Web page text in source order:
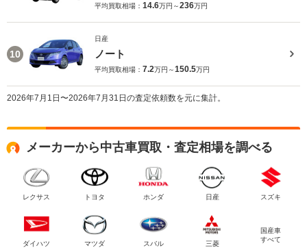
平均買取相場： 14.6万円～236万円
10
日産
ノート
平均買取相場： 7.2万円～150.5万円
2026年7月1日〜2026年7月31日の査定依頼数を元に集計。
メーカーから中古車買取・査定相場を調べる
レクサス トヨタ ホンダ 日産 スズキ
ダイハツ マツダ スバル 三菱
国産車
すべて